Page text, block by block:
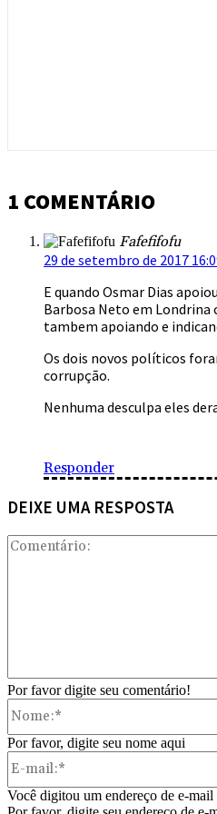
1 COMENTÁRIO
Fafefifofu
29 de setembro de 2017
E quando Osmar Dias
Barbosa Neto em
tambem apoiando e
Os dois novos políticos
corrupção.
Nenhuma desculpa eles
Responder
DEIXE UMA RESPOSTA
Por favor digite seu comentário!
Por favor, digite seu nome aqui
Você digitou um endereço de e-